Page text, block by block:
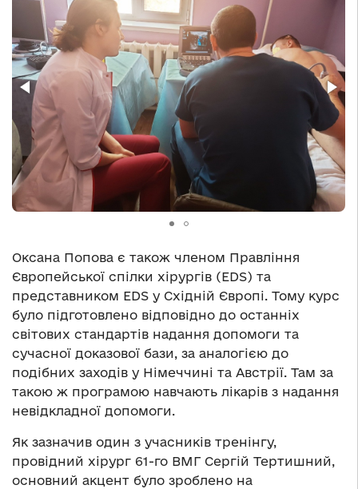
Оксана Попова є також членом Правління
Європейської спілки хірургів (EDS) та
представником EDS у Східній Європі. Тому курс
було підготовлено відповідно до останніх
світових стандартів надання допомоги та
сучасної доказової бази, за аналогією до
подібних заходів у Німеччині та Австрії. Там за
такою ж програмою навчають лікарів з надання
невідкладної допомоги.
Як зазначив один з учасників тренінгу,
провідний хірург 61-го ВМГ Сергій Тертишний,
основний акцент було зроблено на